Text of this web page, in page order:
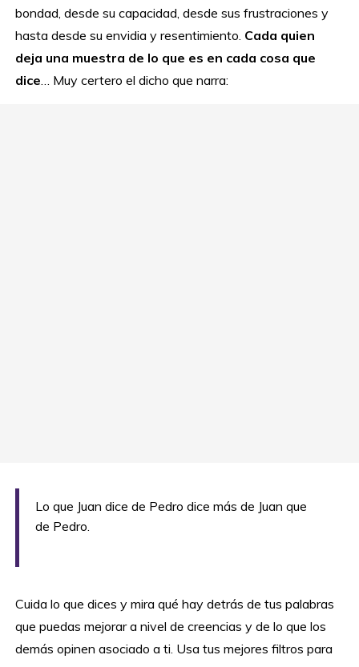
bondad, desde su capacidad, desde sus frustraciones y
hasta desde su envidia y resentimiento. Cada quien
deja una muestra de lo que es en cada cosa que
dice… Muy certero el dicho que narra:
Lo que Juan dice de Pedro dice más de Juan que
de Pedro.
Cuida lo que dices y mira qué hay detrás de tus palabras
que puedas mejorar a nivel de creencias y de lo que los
demás opinen asociado a ti. Usa tus mejores filtros para